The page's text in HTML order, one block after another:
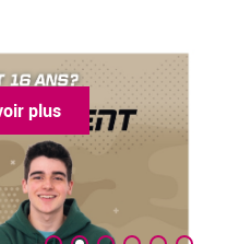
plus